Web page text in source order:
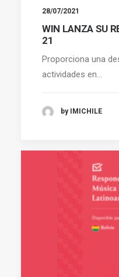
28/07/2021
WIN LANZA SU
21
Proporciona una
actividades en…
by IMICHILE